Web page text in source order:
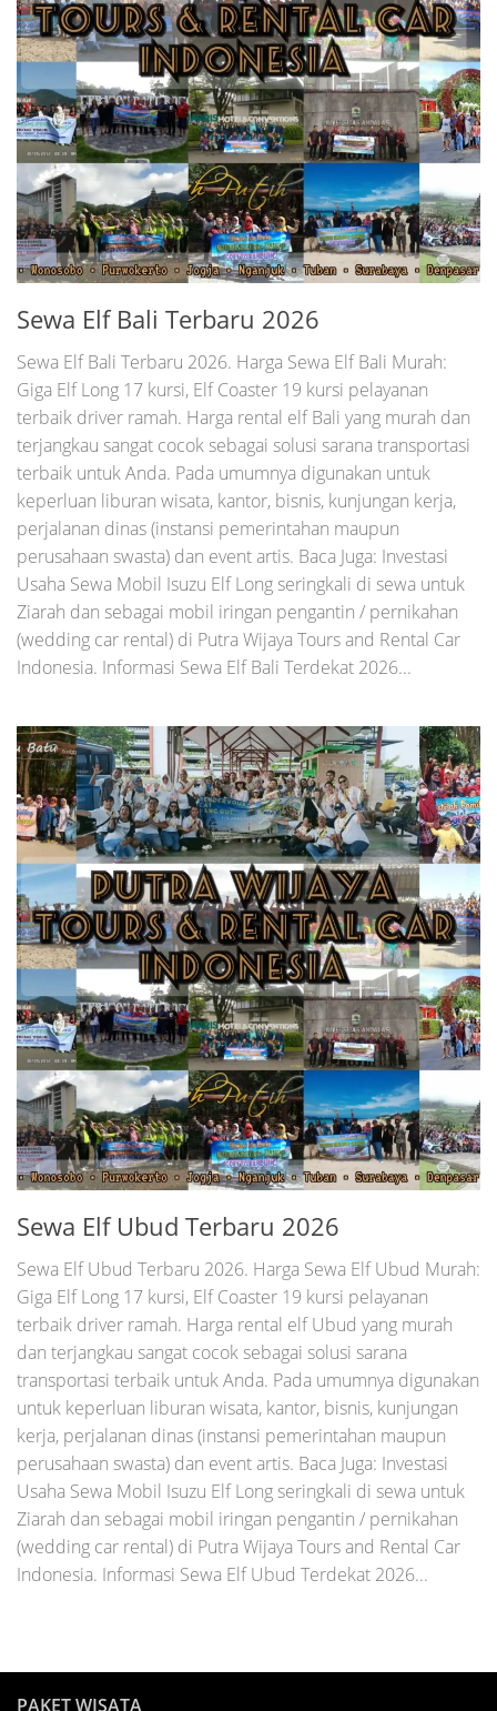
Sewa Elf Bali Terbaru 2026
Sewa Elf Bali Terbaru 2026. Harga Sewa Elf Bali Murah:
Giga Elf Long 17 kursi, Elf Coaster 19 kursi pelayanan
terbaik driver ramah. Harga rental elf Bali yang murah dan
terjangkau sangat cocok sebagai solusi sarana transportasi
terbaik untuk Anda. Pada umumnya digunakan untuk
keperluan liburan wisata, kantor, bisnis, kunjungan kerja,
perjalanan dinas (instansi pemerintahan maupun
perusahaan swasta) dan event artis. Baca Juga: Investasi
Usaha Sewa Mobil Isuzu Elf Long seringkali di sewa untuk
Ziarah dan sebagai mobil iringan pengantin / pernikahan
(wedding car rental) di Putra Wijaya Tours and Rental Car
Indonesia. Informasi Sewa Elf Bali Terdekat 2026...
Sewa Elf Ubud Terbaru 2026
Sewa Elf Ubud Terbaru 2026. Harga Sewa Elf Ubud Murah:
Giga Elf Long 17 kursi, Elf Coaster 19 kursi pelayanan
terbaik driver ramah. Harga rental elf Ubud yang murah
dan terjangkau sangat cocok sebagai solusi sarana
transportasi terbaik untuk Anda. Pada umumnya digunakan
untuk keperluan liburan wisata, kantor, bisnis, kunjungan
kerja, perjalanan dinas (instansi pemerintahan maupun
perusahaan swasta) dan event artis. Baca Juga: Investasi
Usaha Sewa Mobil Isuzu Elf Long seringkali di sewa untuk
Ziarah dan sebagai mobil iringan pengantin / pernikahan
(wedding car rental) di Putra Wijaya Tours and Rental Car
Indonesia. Informasi Sewa Elf Ubud Terdekat 2026...
PAKET WISATA